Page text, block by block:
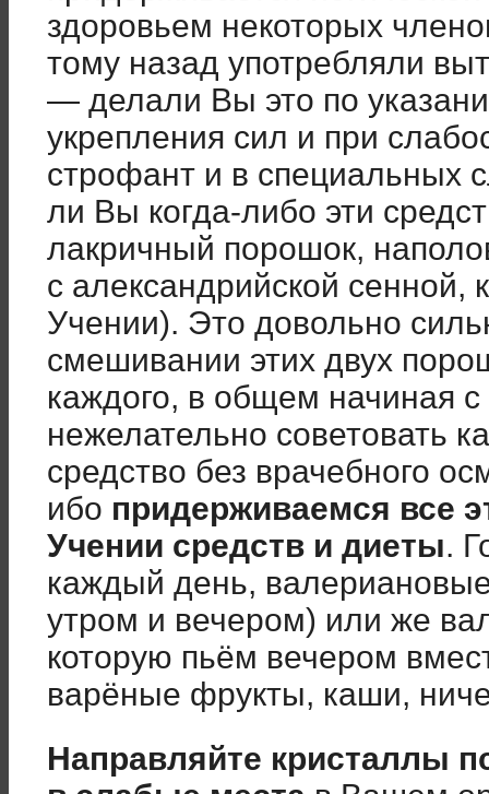
здоровьем некоторых
тому назад употребляли
— делали Вы это по
укрепления сил и при
строфант и в специальных
ли Вы когда-либо эти
лакричный порошок,
с александрийской сенной,
Учении). Это довольно
смешивании этих двух
каждого, в общем начиная
нежелательно советовать
средство без врачебного
ибо придерживаемся все
Учении средств и диеты.
каждый день,
утром и вечером) или же
которую пьём вечером
варёные фрукты, каши,
Направляйте кристаллы